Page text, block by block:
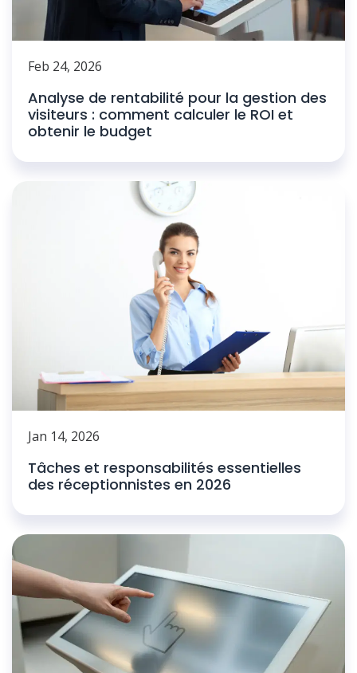
Feb 24, 2026
Analyse de rentabilité pour la gestion des
visiteurs : comment calculer le ROI et
obtenir le budget
Jan 14, 2026
Tâches et responsabilités essentielles
des réceptionnistes en 2026